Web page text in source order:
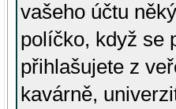
vašeho účtu
políčko, když se
přihlašujete z
kavárně,